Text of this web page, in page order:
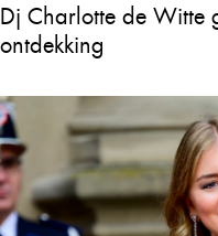
Dj Charlotte de Witte
ontdekking